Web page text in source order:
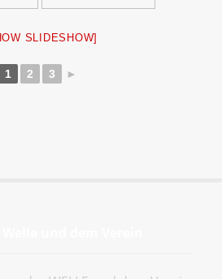
SLIDESHOW]
1 2 3 ►